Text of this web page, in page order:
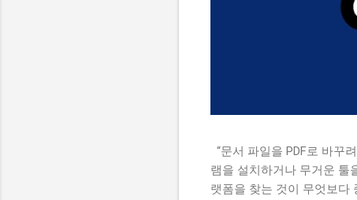
“문서 파일을 PDF로 바꾸
램을 설치하거나 무거운 툴
랫폼을 찾는 것이 무엇보다